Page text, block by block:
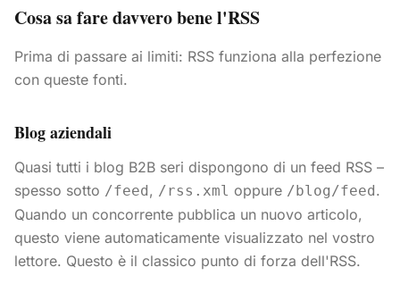
Cosa sa fare davvero bene l'RSS
Prima di passare ai limiti: RSS funziona alla perfezione
con queste fonti.
Blog aziendali
Quasi tutti i blog B2B seri dispongono di un feed RSS –
spesso sotto /feed, /rss.xml oppure /blog/feed.
Quando un concorrente pubblica un nuovo articolo,
questo viene automaticamente visualizzato nel vostro
lettore. Questo è il classico punto di forza dell'RSS.